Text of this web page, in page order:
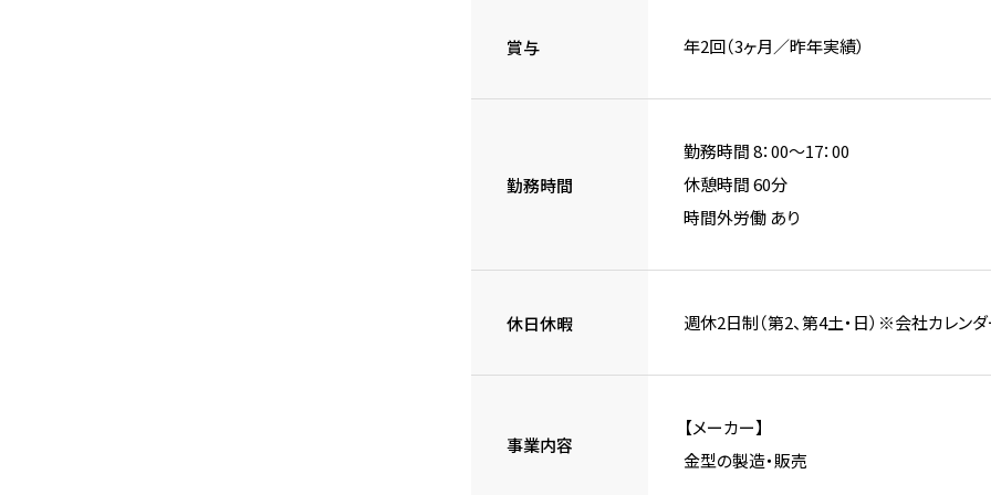
賞与 年2回（3ヶ月／昨年実績）
勤務時間
勤務時間 8：00～17：00
休憩時間 60分
時間外労働 あり
休日休暇 週休2日制（第2、第4土・日）※会社カレン
事業内容
【メーカー】
金型の製造・販売